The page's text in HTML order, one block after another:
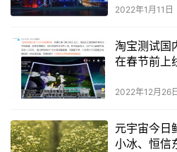
2022年1月11日
淘宝测试国
在春节前上
2022年12月26日
元宇宙今日
小冰、恒信